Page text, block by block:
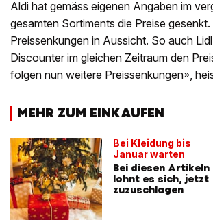
Aldi hat gemäss eigenen Angaben im
gesamten Sortiments die Preise
Preissenkungen in Aussicht. So auch
Discounter im gleichen Zeitraum den
folgen nun weitere Preissenkungen»,
MEHR ZUM EINKAUFEN
Bei Kleidung bis
Januar warten
Bei diesen Artikeln
lohnt es sich, jetzt
zuzuschlagen